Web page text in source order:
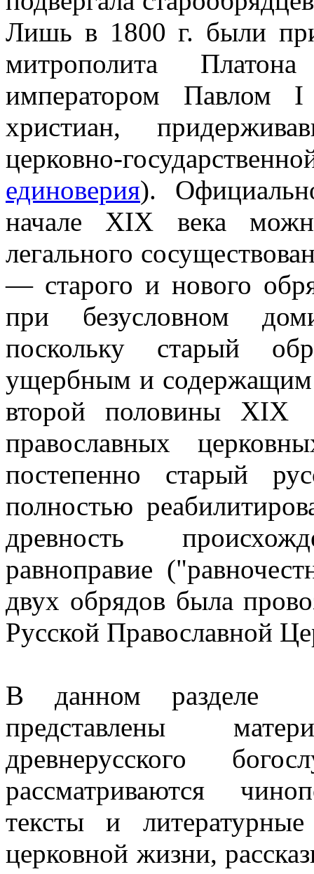
Лишь в 1800 г. были
митрополита
императором Павлом
христиан,
церковно-
единоверия).
начале XIX века
легального
― старого и нового
при безусловном
поскольку старый
ущербным и
второй половины
православных
постепенно старый
полностью
древность
равноправие
двух обрядов была
Русской Православной
В данном разделе
представлены
древнерусского
рассматриваются
тексты и
церковной жизни,